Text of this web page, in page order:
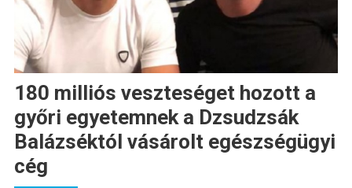
180 milliós veszteséget hozott a
győri egyetemnek a Dzsudzsák
Balázséktól vásárolt egészségügyi
cég